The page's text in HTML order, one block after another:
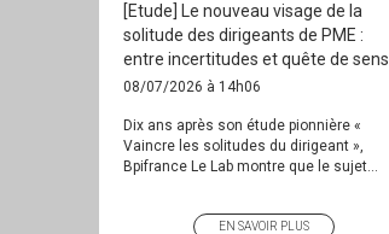
[Etude] Le nouveau visage de la
solitude des dirigeants de PME :
entre incertitudes et quête de sens
08/07/2026 à 14h06
Dix ans après son étude pionnière «
Vaincre les solitudes du dirigeant »,
Bpifrance Le Lab montre que le sujet...
EN SAVOIR PLUS